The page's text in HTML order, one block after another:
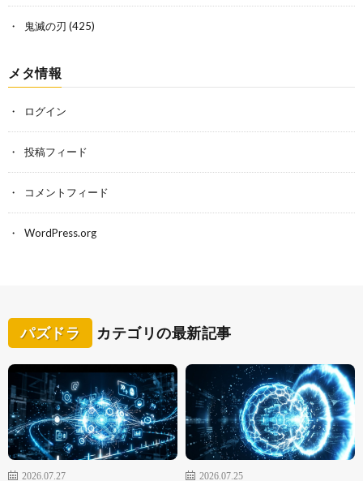
鬼滅の刃 (425)
メタ情報
ログイン
投稿フィード
コメントフィード
WordPress.org
パズドラ カテゴリの最新記事
2026.07.27
2026.07.25